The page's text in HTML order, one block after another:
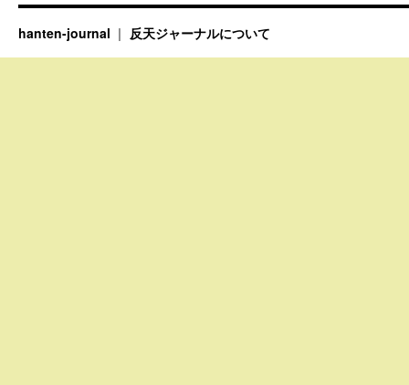
hanten-journal 反天ジャーナルについて